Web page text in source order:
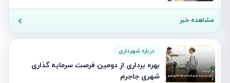
مشاهده خبر
درباره شهرداری
بهره برداری از دومین فرصت سرمایه گذاری
شهری جاجرم